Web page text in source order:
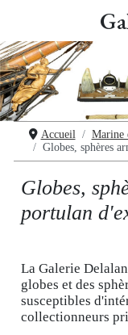
Accueil
Marine
Globes, sphères
Globes,
portulan
La Galerie
globes et des
susceptibles
collectionneurs